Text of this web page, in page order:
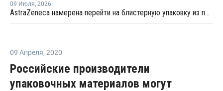
09 Июля, 2026
AstraZeneca намерена перейти на блистерную упаковку из полипропилена
09 Апреля, 2020
Российские производители
упаковочных материалов могут